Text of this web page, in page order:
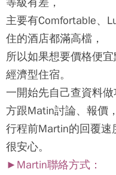
主要有Comfortable、
住的酒店都滿高檔，
所以如果想要價格便
經濟型住宿。
一開始先自己查資料
方跟Matin討論、報價，
行程前Martin的回覆
很安心。
►Martin聯絡方式：